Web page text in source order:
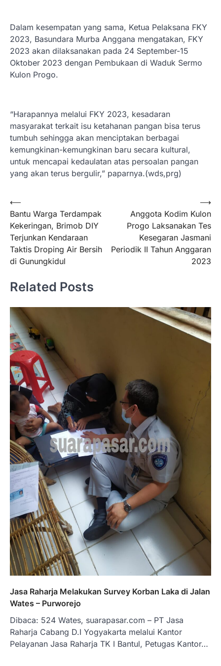
Dalam kesempatan yang sama, Ketua Pelaksana FKY
2023, Basundara Murba Anggana mengatakan, FKY
2023 akan dilaksanakan pada 24 September-15
Oktober 2023 dengan Pembukaan di Waduk Sermo
Kulon Progo.
“Harapannya melalui FKY 2023, kesadaran
masyarakat terkait isu ketahanan pangan bisa terus
tumbuh sehingga akan menciptakan berbagai
kemungkinan-kemungkinan baru secara kultural,
untuk mencapai kedaulatan atas persoalan pangan
yang akan terus bergulir,” paparnya.(wds,prg)
Navigasi
pos
⟵
Bantu Warga Terdampak
Kekeringan, Brimob DIY
Terjunkan Kendaraan
Taktis Droping Air Bersih
di Gunungkidul
Anggota Kodim Kulon
Progo Laksanakan Tes
Kesegaran Jasmani
Periodik II Tahun Anggaran
2023
⟶
Related Posts
Jasa Raharja Melakukan Survey Korban Laka di Jalan
Wates – Purworejo
Dibaca: 524 Wates, suarapasar.com – PT Jasa
Raharja Cabang D.I Yogyakarta melalui Kantor
Pelayanan Jasa Raharja TK I Bantul, Petugas Kantor…